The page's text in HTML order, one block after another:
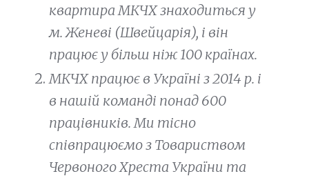
квартира МКЧХ знаходиться у
м. Женеві (Швейцарія), і він
працює у більш ніж 100 країнах.
МКЧХ працює в Україні з 2014 р. і
в нашій команді понад 600
працівників. Ми тісно
співпрацюємо з Товариством
Червоного Хреста України та